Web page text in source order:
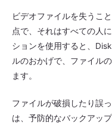
ビデオファイルを失うこ
点で、それはすべての人
ションを使用すると、
ルのおかげで、ファイル
ます。
ファイルが破損したり誤
は、予防的なバックアッ